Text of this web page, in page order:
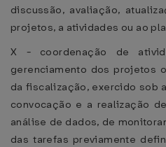
discussão, avaliação,
projetos, a atividades ou ao
X - coordenação de
gerenciamento dos projetos
da fiscalização, exercido sob
convocação e a realização
análise de dados, de
das tarefas previamente